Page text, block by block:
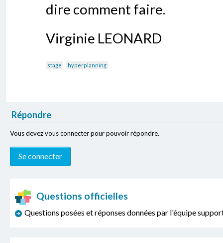
dire comment faire.
Virginie LEONARD
stage hyperplanning
Répondre
Vous devez vous connecter pour pouvoir répondre.
Questions officielles
Questions posées et réponses données par l'équipe